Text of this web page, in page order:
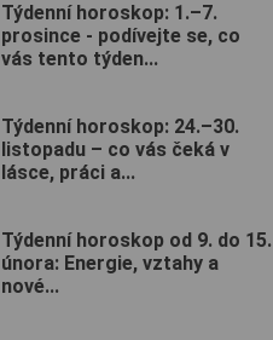
Týdenní horoskop: 1.–7.
prosince - podívejte se, co
vás tento týden...
Týdenní horoskop: 24.–30.
listopadu – co vás čeká v
lásce, práci a...
Týdenní horoskop od 9. do 15.
února: Energie, vztahy a
nové...